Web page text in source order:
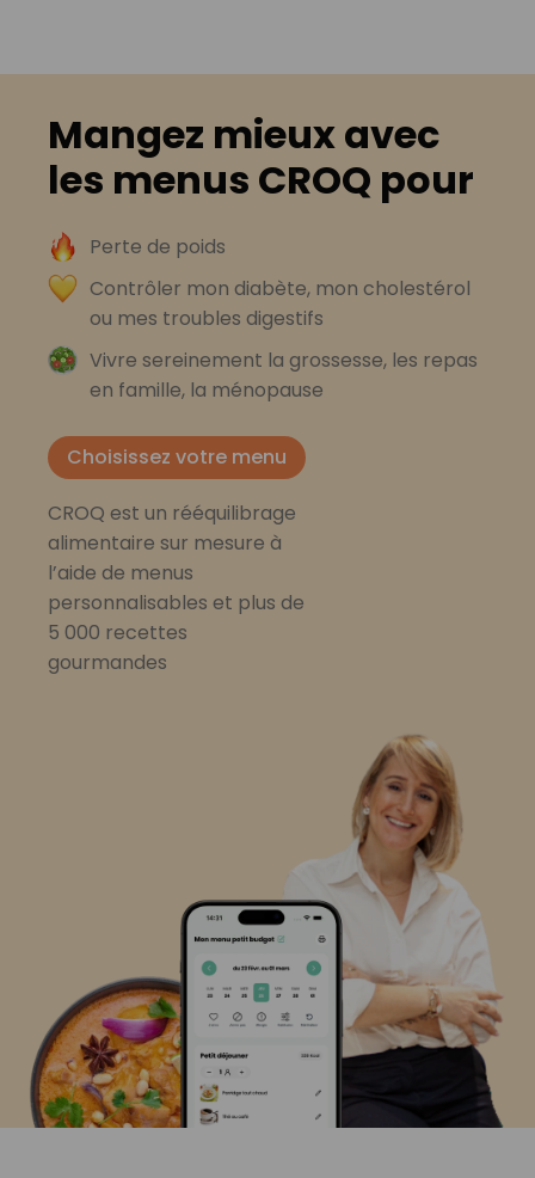
Mangez mieux avec
les menus CROQ pour
Perte de poids
Contrôler mon diabète, mon cholestérol
ou mes troubles digestifs
Vivre sereinement la grossesse, les repas
en famille, la ménopause
Choisissez votre menu
CROQ est un rééquilibrage
alimentaire sur mesure à
l’aide de menus
personnalisables et plus de
5 000 recettes
gourmandes